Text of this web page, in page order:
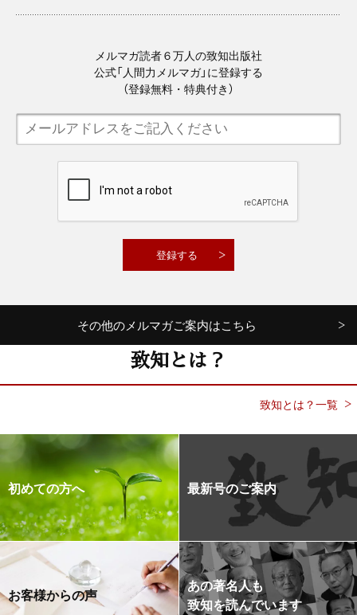
メルマガ読者６万人の致知出版社
公式「人間力メルマガ」に登録する
（登録無料・特典付き）
その他のメルマガご案内はこちら
致知とは？
致知とは？一覧
初めての方へ 最新号のご案内
お客様からの声
あの著名人も
致知を読んでいます